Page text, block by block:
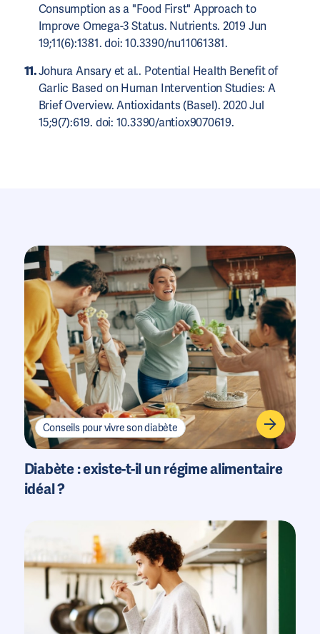
Consumption as a "Food First" Approach to
Improve Omega-3 Status. Nutrients. 2019 Jun
19;11(6):1381. doi: 10.3390/nu11061381.
Johura Ansary et al.. Potential Health Benefit of
Garlic Based on Human Intervention Studies: A
Brief Overview. Antioxidants (Basel). 2020 Jul
15;9(7):619. doi: 10.3390/antiox9070619.
Conseils pour vivre son diabète
Diabète : existe-t-il un régime alimentaire
idéal ?